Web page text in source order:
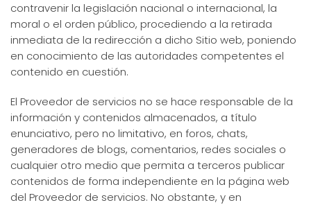
contravenir la legislación nacional o internacional, la
moral o el orden público, procediendo a la retirada
inmediata de la redirección a dicho Sitio web, poniendo
en conocimiento de las autoridades competentes el
contenido en cuestión.
El Proveedor de servicios no se hace responsable de la
información y contenidos almacenados, a título
enunciativo, pero no limitativo, en foros, chats,
generadores de blogs, comentarios, redes sociales o
cualquier otro medio que permita a terceros publicar
contenidos de forma independiente en la página web
del Proveedor de servicios. No obstante, y en